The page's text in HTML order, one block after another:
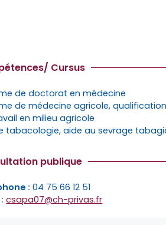
Cursus
de doctorat en médecine
de médecine agricole,
en milieu agricole
tabacologie, aide au sevrage
publique
: 04 75 66 12 51
:csapa07@ch-privas.fr